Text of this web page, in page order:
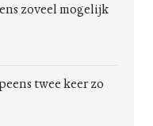
zoveel mogelijk
twee keer zo